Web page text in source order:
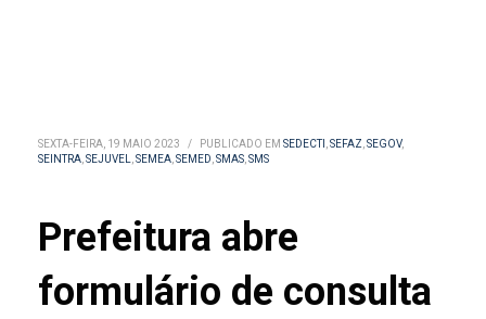
SEXTA-FEIRA, 19 MAIO 2023 / PUBLICADO EM SEDECTI ,SEFAZ,SEGOV,
SEINTRA,SEJUVEL,SEMEA,SEMED,SMAS,SMS
Prefeitura abre
formulário de consulta